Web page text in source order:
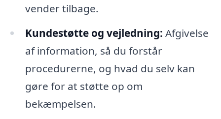
vender tilbage.
Kundestøtte og vejledning: Afgivelse
af information, så du forstår
procedurerne, og hvad du selv kan
gøre for at støtte op om
bekæmpelsen.